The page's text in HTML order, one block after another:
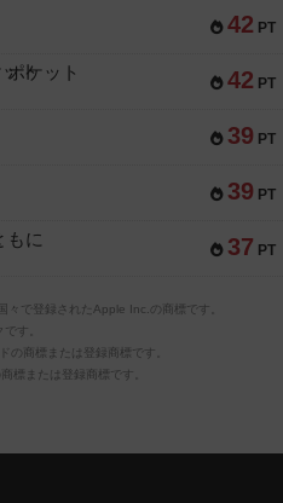
42 PT
42 PT
ケット
39 PT
39 PT
37 PT
もに
で登録されたApple Inc.の商標です。
す。
の商標または登録商標です。
標または登録商標です。